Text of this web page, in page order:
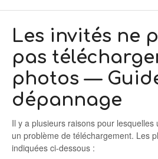
CONTACT
Les invités ne
pas
photos —
dépannage
Il y a plusieurs raisons pour
un problème de téléchargement. Les
indiquées ci-dessous :